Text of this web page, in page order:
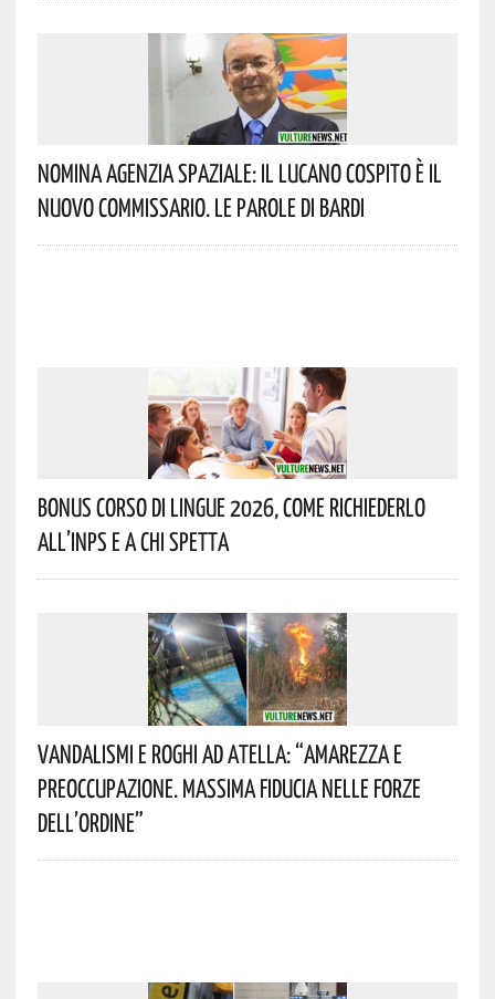
Nomina Agenzia Spaziale: Il Lucano Cospito È Il
Nuovo Commissario. Le Parole Di Bardi
Bonus Corso Di Lingue 2026, Come Richiederlo
All’INPS E A Chi Spetta
Vandalismi E Roghi Ad Atella: “Amarezza E
Preoccupazione. Massima Fiducia Nelle Forze
Dell’Ordine”